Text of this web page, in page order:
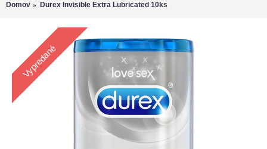
Domov Durex Invisible Extra Lubricated 10ks
Vypredané